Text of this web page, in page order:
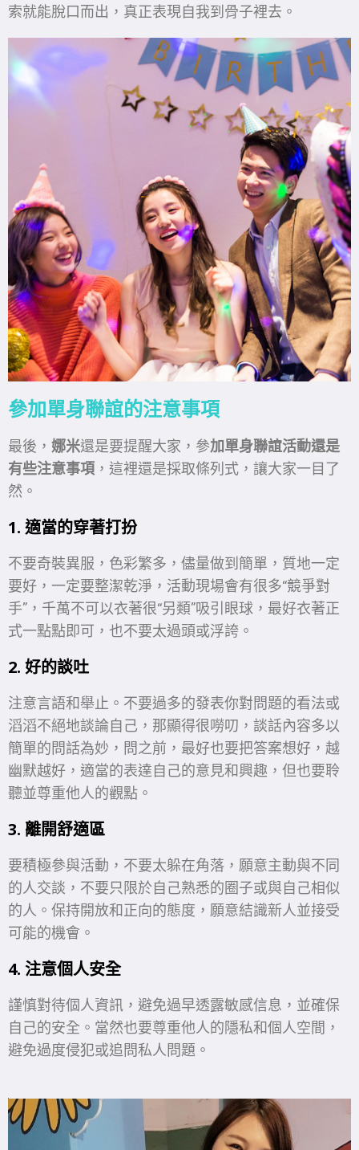
索就能脫口而出，真正表現自我到骨子裡去。
參加單身聯誼的注意事項
最後， 娜米還是要提醒大家，參加單身聯誼活動還是
有些注意事項 ，這裡還是採取條列式，讓大家一目了
然。
1. 適當的穿著打扮
不要奇裝異服，色彩繁多，儘量做到簡單，質地一定
要好，一定要整潔乾淨，活動現場會有很多“競爭對
手”，千萬不可以衣著很“另類”吸引眼球，最好衣著正
式一點點即可，也不要太過頭或浮誇。
2. 好的談吐
注意言語和舉止。不要過多的發表你對問題的看法或
滔滔不絕地談論自己，那顯得很嘮叨，談話內容多以
簡單的問話為妙，問之前，最好也要把答案想好，越
幽默越好，適當的表達自己的意見和興趣，但也要聆
聽並尊重他人的觀點。
3. 離開舒適區
要積極參與活動，不要太躲在角落，願意主動與不同
的人交談，不要只限於自己熟悉的圈子或與自己相似
的人。保持開放和正向的態度，願意結識新人並接受
可能的機會。
4. 注意個人安全
謹慎對待個人資訊，避免過早透露敏感信息，並確保
自己的安全。當然也要尊重他人的隱私和個人空間，
避免過度侵犯或追問私人問題。